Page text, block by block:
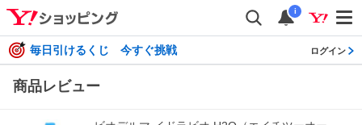
i
毎日引けるくじ 今すぐ挑戦 ログイン
商品レビュー